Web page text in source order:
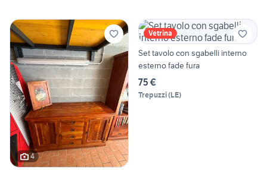
4
Vetrina
Set tavolo con sgabelli interno
esterno fade fura
75 €
Trepuzzi(LE)